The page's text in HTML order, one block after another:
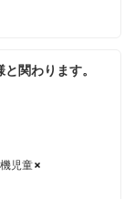
関わります。
児童